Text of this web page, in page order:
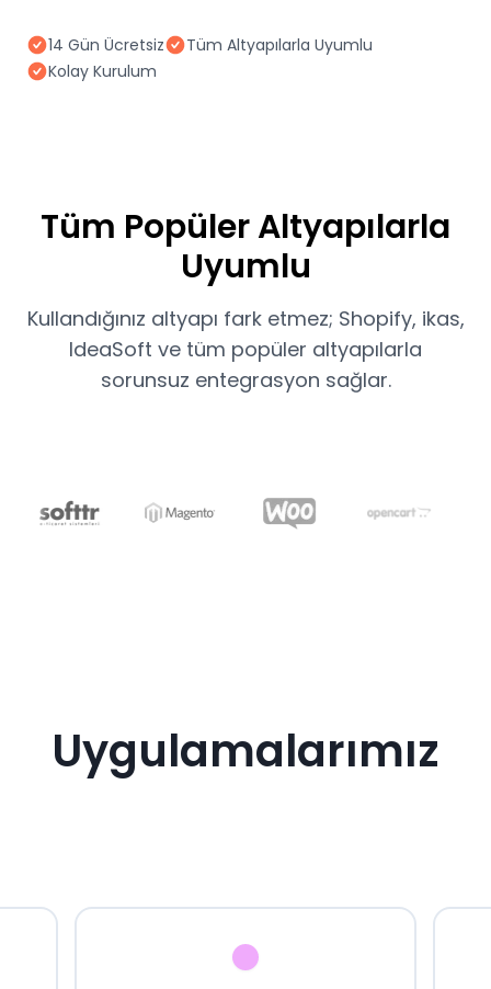
14 Gün Ücretsiz
Tüm Altyapılarla Uyumlu
Kolay Kurulum
Tüm Popüler Altyapılarla
Uyumlu
Kullandığınız altyapı fark etmez; Shopify, ikas,
IdeaSoft ve tüm popüler altyapılarla
sorunsuz entegrasyon sağlar.
Uygulamalarımız